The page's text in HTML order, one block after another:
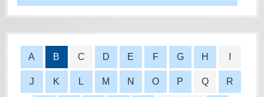
A B C D E F G H
J K L M N O P Q R